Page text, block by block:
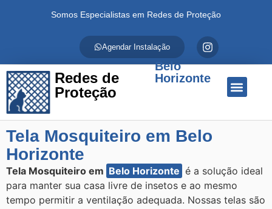
Somos Especialistas em Redes de Proteção
Agendar Instalação
Redes de
Proteção
Belo
Horizonte
Tela Mosquiteiro em Belo
Horizonte
Tela Mosquiteiro em Belo Horizonte é a solução ideal
para manter sua casa livre de insetos e ao mesmo
tempo permitir a ventilação adequada. Nossas telas são